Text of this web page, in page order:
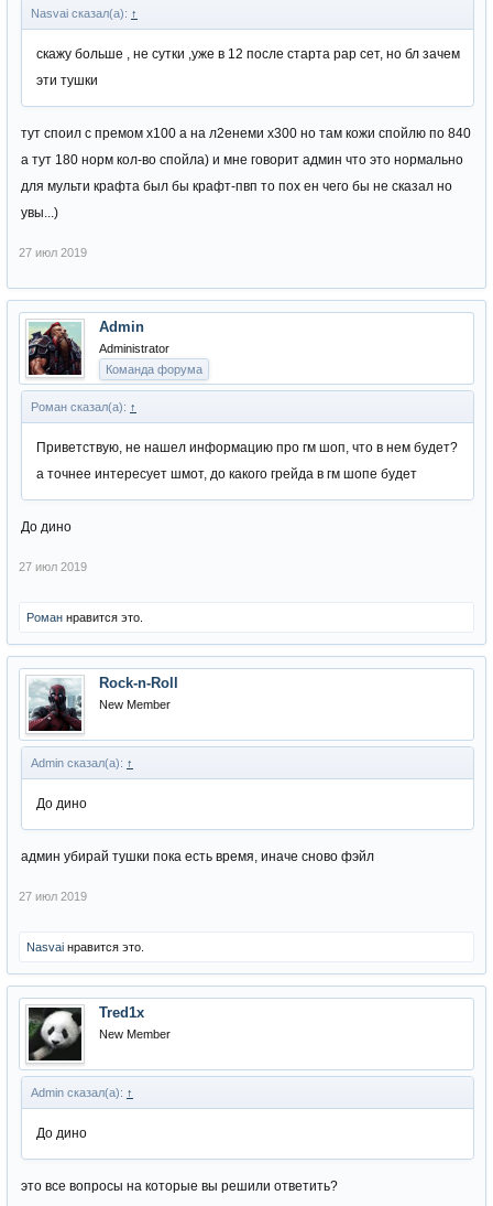
Nasvai сказал(а): ↑
скажу больше , не сутки ,уже в 12 после старта рар сет, но бл зачем
эти тушки
тут споил с премом х100 а на л2енеми х300 но там кожи спойлю по 840
а тут 180 норм кол-во спойла) и мне говорит админ что это нормально
для мульти крафта был бы крафт-пвп то пох ен чего бы не сказал но
увы...)
27 июл 2019
Admin
Administrator
Команда форума
Роман сказал(а): ↑
Приветствую, не нашел информацию про гм шоп, что в нем будет?
а точнее интересует шмот, до какого грейда в гм шопе будет
До дино
27 июл 2019
Роман нравится это.
Rock-n-Roll
New Member
Admin сказал(а): ↑
До дино
админ убирай тушки пока есть время, иначе сново фэйл
27 июл 2019
Nasvai нравится это.
Tred1x
New Member
Admin сказал(а): ↑
До дино
это все вопросы на которые вы решили ответить?